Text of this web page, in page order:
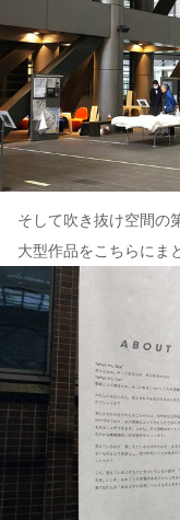
そして吹き抜け空間の
大型作品をこちらにま